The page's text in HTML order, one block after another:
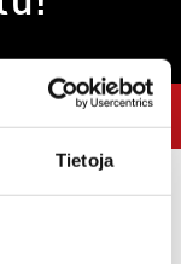
Tietoja
Lyytisen tiellä